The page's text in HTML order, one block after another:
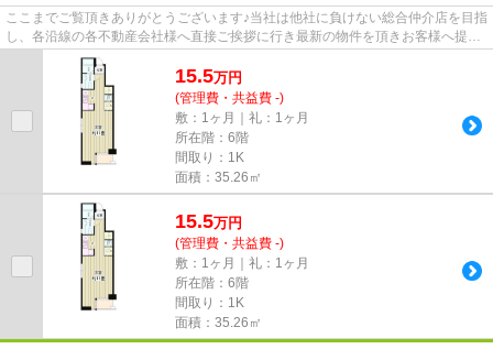
ここまでご覧頂きありがとうございます♪当社は他社に負けない総合仲介店を目指
し、各沿線の各不動産会社様へ直接ご挨拶に行き最新の物件を頂きお客様へ提供
しております！最新の情報は...
15.5万円
(管理費・共益費 -)
敷：1ヶ月｜礼：1ヶ月
所在階：6階
間取り：1K
面積：35.26㎡
15.5万円
(管理費・共益費 -)
敷：1ヶ月｜礼：1ヶ月
所在階：6階
間取り：1K
面積：35.26㎡